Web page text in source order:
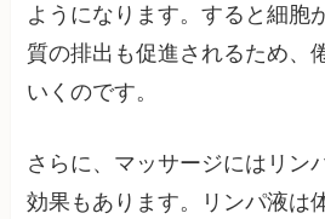
ようになります。すると細胞
質の排出も促進されるため、
いくのです。
さらに、マッサージにはリン
効果もあります。リンパ液は